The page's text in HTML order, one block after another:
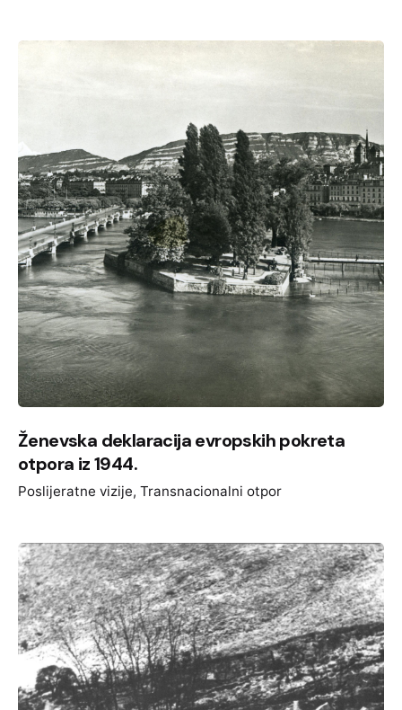
Ženevska deklaracija evropskih pokreta
otpora iz 1944.
Poslijeratne vizije Transnacionalni otpor